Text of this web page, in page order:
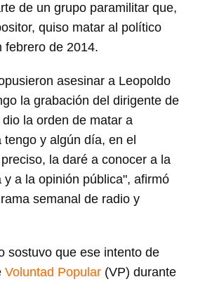
de un grupo paramilitar que,
quiso matar al político
febrero de 2014.
asesinar a Leopoldo
la grabación del dirigente de
la orden de matar a
y algún día, en el
la daré a conocer a la
y a la opinión pública", afirmó
semanal de radio y
sostuvo que ese intento de
Voluntad Popular (VP) durante